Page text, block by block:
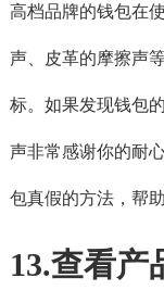
高档品牌的钱包在
声、皮革的摩擦声
标。如果发现钱包
声非常感谢你的耐
包真假的方法，帮
13.查看产